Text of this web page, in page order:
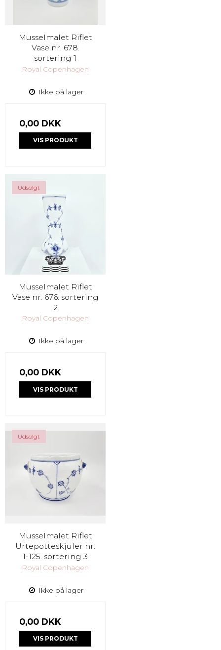
Musselmalet Riflet
Vase nr. 678.
sortering 1
Royal Copenhagen
Ikke på lager
0,00 DKK
VIS PRODUKT
Udsolgt
Musselmalet Riflet
Vase nr. 676. sortering
2
Royal Copenhagen
Ikke på lager
0,00 DKK
VIS PRODUKT
Udsolgt
Musselmalet Riflet
Urtepotteskjuler nr.
1-125. sortering 3
Royal Copenhagen
Ikke på lager
0,00 DKK
VIS PRODUKT